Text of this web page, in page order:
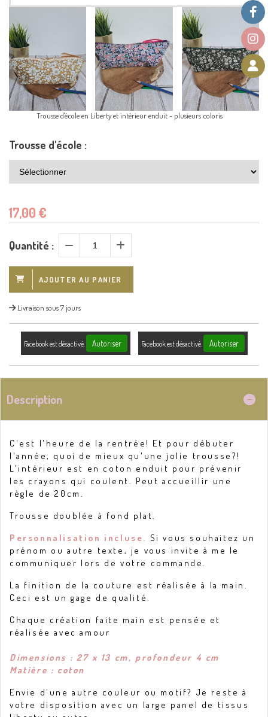
Trousse d'école en Liberty et intérieur enduit - plusieurs coloris
Trousse d'école :
17,00 €
Quantité :
AJOUTER AU PANIER
Livraison sous 7 jours
Facebook est désactivé. Autoriser Facebook est désactivé. Autoriser
Description
C'est l'heure de la rentrée! Et pour débuter
l'année, quoi de mieux qu'une jolie trousse?!
L'intérieur est en coton enduit pour prévenir
les crayons qui coulent. Peut accueillir une
règle de 20cm.
Trousse doublée à fond plat.
Personnalisation incluse. Si vous souhaitez un
prénom ou autre texte, je vous invite à me le
communiquer lors de votre commande.
La finition de la couture est réalisée à la main.
Ceci est un gage de qualité.
Chaque création faite main est pensée et
réalisée avec amour
Dimensions : 27 x 13 cm, profondeur 4 cm
Matière : coton
Envie d'une autre couleur ou motif? Je reste à
votre disposition avec un large panel de tissus